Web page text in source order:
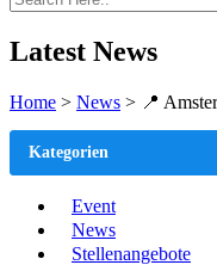
Latest News
Home > News > 📍
Kategorien
Event
News
Stellenangebote